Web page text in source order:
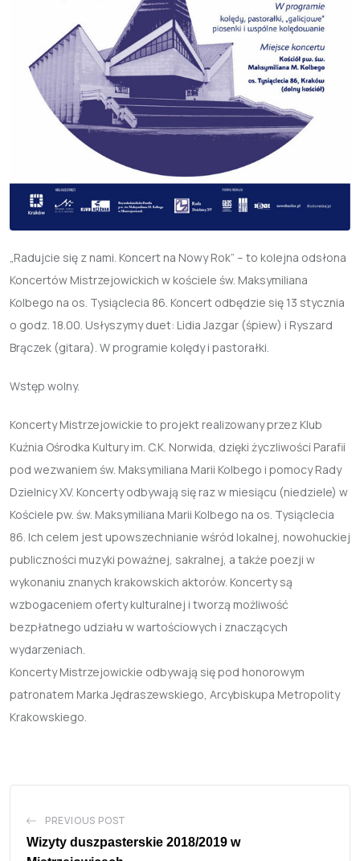
„Radujcie się z nami. Koncert na Nowy Rok” – to kolejna odsłona
Koncertów Mistrzejowickich w kościele św. Maksymiliana
Kolbego na os. Tysiąclecia 86. Koncert odbędzie się 13 stycznia
o godz. 18.00. Usłyszymy duet: Lidia Jazgar (śpiew) i Ryszard
Brączek (gitara). W programie kolędy i pastorałki.
Wstęp wolny.
Koncerty Mistrzejowickie to projekt realizowany przez Klub
Kuźnia Ośrodka Kultury im. C.K. Norwida, dzięki życzliwości Parafii
pod wezwaniem św. Maksymiliana Marii Kolbego i pomocy Rady
Dzielnicy XV. Koncerty odbywają się raz w miesiącu (niedziele) w
Kościele pw. św. Maksymiliana Marii Kolbego na os. Tysiąclecia
86. Ich celem jest upowszechnianie wśród lokalnej, nowohuckiej
publiczności muzyki poważnej, sakralnej, a także poezji w
wykonaniu znanych krakowskich aktorów. Koncerty są
wzbogaceniem oferty kulturalnej i tworzą możliwość
bezpłatnego udziału w wartościowych i znaczących
wydarzeniach.
Koncerty Mistrzejowickie odbywają się pod honorowym
patronatem Marka Jędraszewskiego, Arcybiskupa Metropolity
Krakowskiego.
PREVIOUS POST
Wizyty duszpasterskie 2018/2019 w